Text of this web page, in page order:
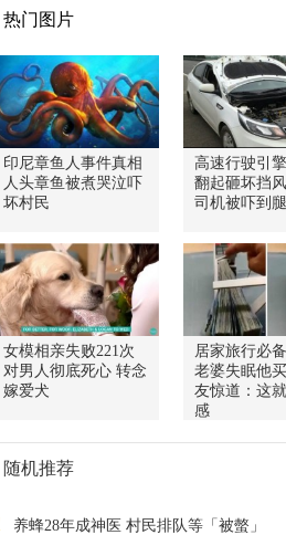
热门图片
印尼章鱼人事件真相
人头章鱼被煮哭泣吓
坏村民
高速行驶引
翻起砸坏挡
司机被吓到
女模相亲失败221次
对男人彻底死心 转念
嫁爱犬
居家旅行必
老婆失眠他
友惊道：这
感
随机推荐
养蜂28年成神医 村民排队等「被螫」